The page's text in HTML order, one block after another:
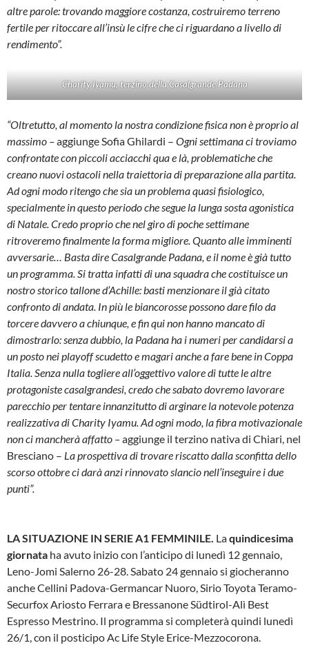
altre parole: trovando maggiore costanza, costruiremo terreno
fertile per ritoccare all’insù le cifre che ci riguardano a livello di
rendimento”.
Charity Iyamu, terzino della Casalgrande Padana
“Oltretutto, al momento la nostra condizione fisica non è proprio al
massimo –aggiunge Sofia Ghilardi – Ogni settimana ci troviamo
confrontate con piccoli acciacchi qua e là, problematiche che
creano nuovi ostacoli nella traiettoria di preparazione alla partita.
Ad ogni modo ritengo che sia un problema quasi fisiologico,
specialmente in questo periodo che segue la lunga sosta agonistica
di Natale. Credo proprio che nel giro di poche settimane
ritroveremo finalmente la forma migliore. Quanto alle imminenti
avversarie… Basta dire Casalgrande Padana, e il nome è già tutto
un programma. Si tratta infatti di una squadra che costituisce un
nostro storico tallone d’Achille: basti menzionare il già citato
confronto di andata. In più le biancorosse possono dare filo da
torcere davvero a chiunque, e fin qui non hanno mancato di
dimostrarlo: senza dubbio, la Padana ha i numeri per candidarsi a
un posto nei playoff scudetto e magari anche a fare bene in Coppa
Italia. Senza nulla togliere all’oggettivo valore di tutte le altre
protagoniste casalgrandesi, credo che sabato dovremo lavorare
parecchio per tentare innanzitutto di arginare la notevole potenza
realizzativa di Charity Iyamu. Ad ogni modo, la fibra motivazionale
non ci mancherà affatto –aggiunge il terzino nativa di Chiari, nel
Bresciano – La prospettiva di trovare riscatto dalla sconfitta dello
scorso ottobre ci darà anzi rinnovato slancio nell’inseguire i due
punti”.
LA SITUAZIONE IN SERIE A1 FEMMINILE. Laquindicesima
giornata ha avuto inizio con l’anticipo di lunedì 12 gennaio,
Leno-Jomi Salerno 26-28. Sabato 24 gennaio si giocheranno
anche Cellini Padova-Germancar Nuoro, Sirio Toyota Teramo-
Securfox Ariosto Ferrara e Bressanone Südtirol-Alì Best
Espresso Mestrino. Il programma si completerà quindi lunedì
26/1, con il posticipo Ac Life Style Erice-Mezzocorona.